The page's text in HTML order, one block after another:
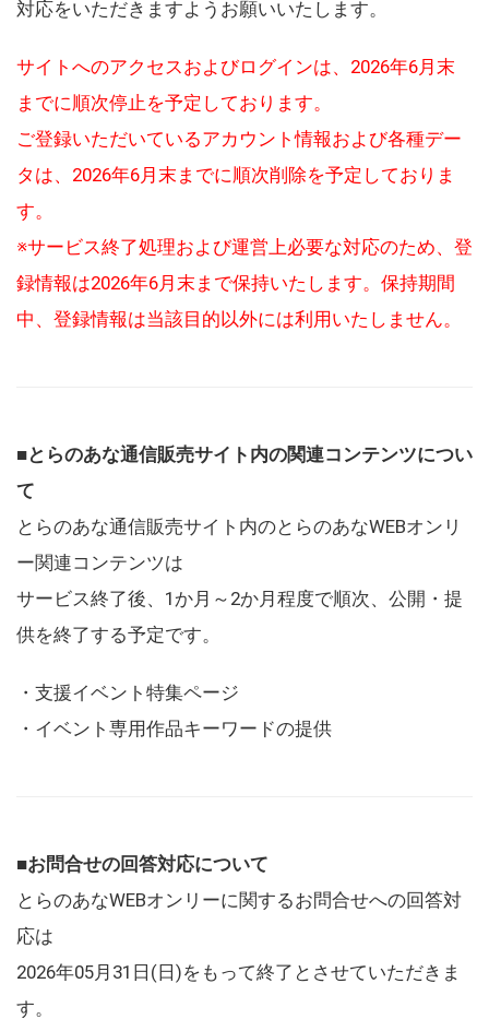
対応をいただきますようお願いいたします。
サイトへのアクセスおよびログインは、2026年6月末
までに順次停止を予定しております。
ご登録いただいているアカウント情報および各種デー
タは、2026年6月末までに順次削除を予定しておりま
す。
※サービス終了処理および運営上必要な対応のため、登
録情報は2026年6月末まで保持いたします。保持期間
中、登録情報は当該目的以外には利用いたしません。
■とらのあな通信販売サイト内の関連コンテンツについ
て
とらのあな通信販売サイト内のとらのあなWEBオンリ
ー関連コンテンツは
サービス終了後、1か月～2か月程度で順次、公開・提
供を終了する予定です。
・支援イベント特集ページ
・イベント専用作品キーワードの提供
■お問合せの回答対応について
とらのあなWEBオンリーに関するお問合せへの回答対
応は
2026年05月31日(日)をもって終了とさせていただきま
す。